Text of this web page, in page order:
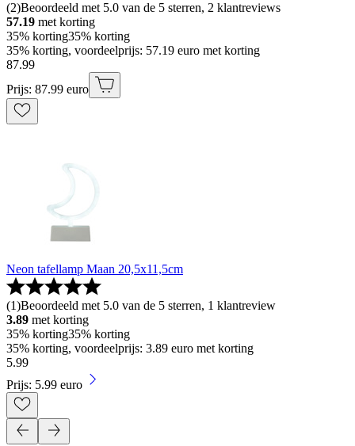
(2)Beoordeeld met 5.0 van de 5 sterren, 2 klantreviews
57.19 met korting
35% korting35% korting
35% korting, voordeelprijs: 57.19 euro met korting
87.99
Prijs: 87.99 euro
Neon tafellamp Maan 20,5x11,5cm
(1)Beoordeeld met 5.0 van de 5 sterren, 1 klantreview
3.89 met korting
35% korting35% korting
35% korting, voordeelprijs: 3.89 euro met korting
5.99
Prijs: 5.99 euro